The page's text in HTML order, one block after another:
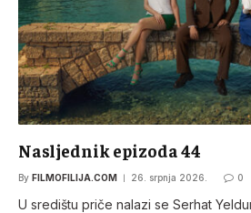
Nasljednik epizoda 44
By FILMOFILIJA.COM 26. srpnja 2026. 0
U središtu priče nalazi se Serhat